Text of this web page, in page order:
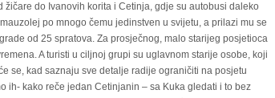
do Ivanovih korita i Cetinja, gdje su autobusi daleko
po mnogo čemu jedinstven u svijetu, a prilazi mu se
od 25 spratova. Za prosječnog, malo starijeg posjetioca
A turisti u ciljnoj grupi su uglavnom starije osobe, koji
se, kad saznaju sve detalje radije ograničiti na posjetu
ih- kako reče jedan Cetinjanin – sa Kuka gledati i to bez